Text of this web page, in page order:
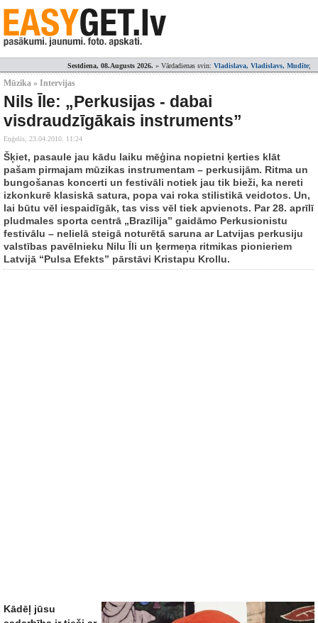
Sestdiena, 08.Augusts 2026. » Vārdadienas svin: Vladislava, Vladislavs, Mudīte;
Mūzika » Intervijas
Nils Īle: „Perkusijas - dabai
visdraudzīgākais instruments”
Eņģelis, 23.04.2010. 11:24
Šķiet, pasaule jau kādu laiku mēģina nopietni ķerties klāt
pašam pirmajam mūzikas instrumentam – perkusijām. Ritma un
bungošanas koncerti un festivāli notiek jau tik bieži, ka nereti
izkonkurē klasiskā satura, popa vai roka stilistikā veidotos. Un,
lai būtu vēl iespaidīgāk, tas viss vēl tiek apvienots. Par 28. aprīlī
pludmales sporta centrā „Brazīlija” gaidāmo Perkusionistu
festivālu – nelielā steigā noturētā saruna ar Latvijas perkusiju
valstības pavēlnieku Nilu Īli un ķermeņa ritmikas pionieriem
Latvijā “Pulsa Efekts” pārstāvi Kristapu Krollu.
Kādēļ jūsu